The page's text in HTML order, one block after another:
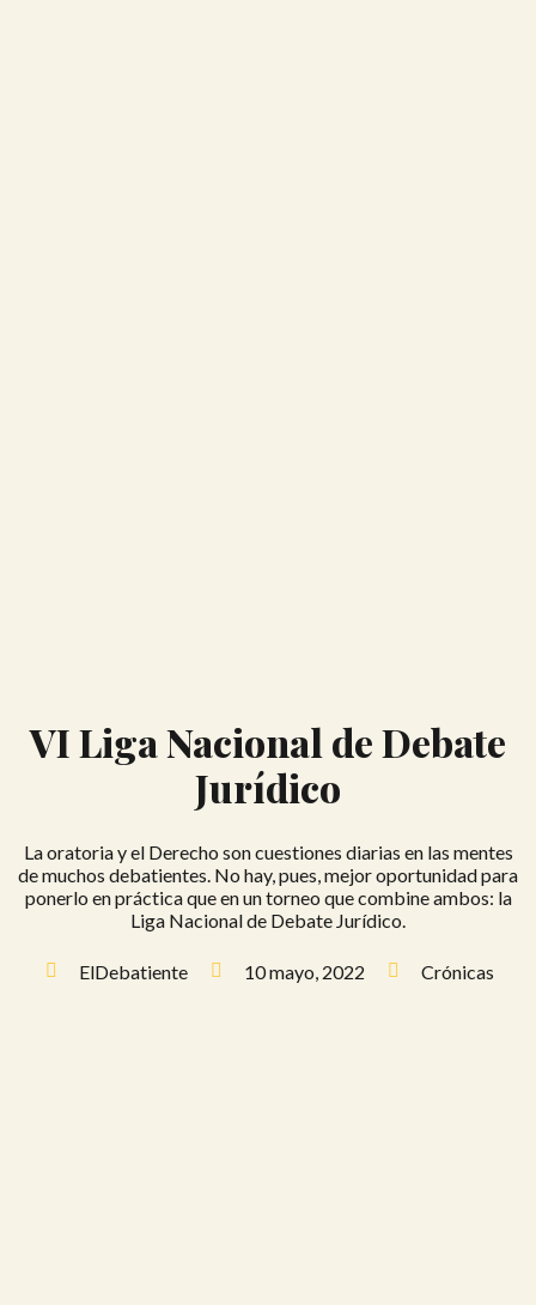
VI Liga Nacional de Debate
Jurídico
La oratoria y el Derecho son cuestiones diarias en las mentes
de muchos debatientes. No hay, pues, mejor oportunidad para
ponerlo en práctica que en un torneo que combine ambos: la
Liga Nacional de Debate Jurídico.
ElDebatiente 10 mayo, 2022 Crónicas